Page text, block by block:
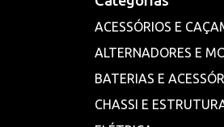
ACESSÓRIOS E
ALTERNADORES E
BATERIAS E
CHASSI E